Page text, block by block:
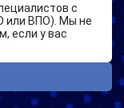
с
или ВПО). Мы не
если у вас